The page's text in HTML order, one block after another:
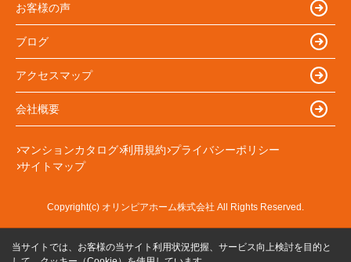
お客様の声
ブログ
アクセスマップ
会社概要
マンションカタログ 利用規約 プライバシーポリシー
サイトマップ
Copyright(c) オリンピアホーム株式会社 All Rights Reserved.
当サイトでは、お客様の当サイト利用状況把握、サービス向上検討を目的と